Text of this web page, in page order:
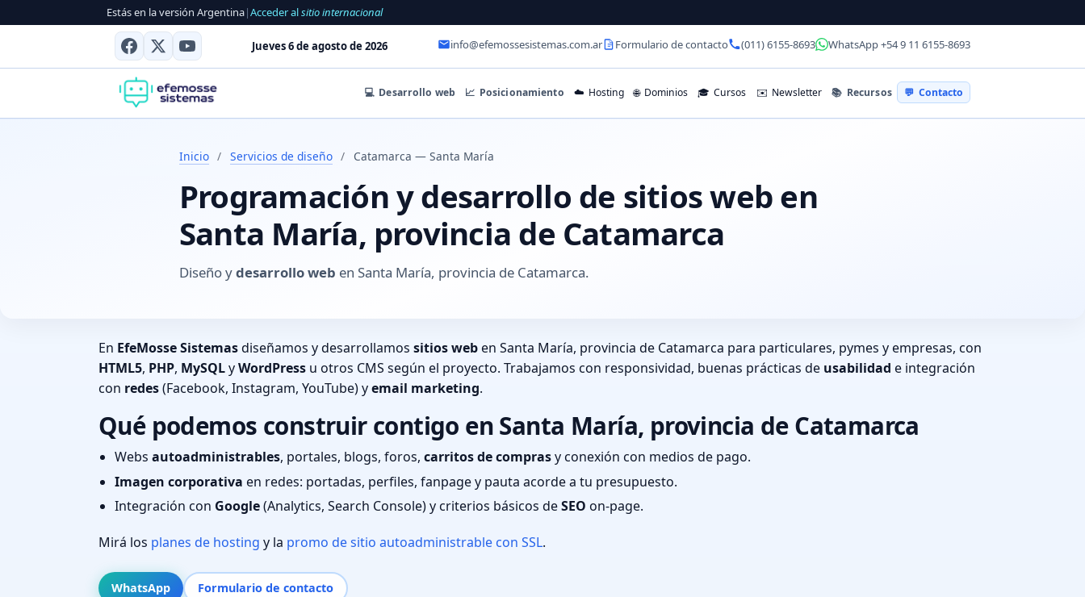
Estás en la versión Argentina|Acceder alsitio internacional
Jueves 6 de agosto de 2026 info@efemossesistemas.com.ar Formulario de contacto (011) 6155-8693 WhatsApp +54 9 11 6155-8693
💻 Desarrollo web 📈 Posicionamiento ☁️ Hosting 🌐 Dominios 🎓 Cursos ✉️ Newsletter 📚 Recursos 💬 Contacto
Inicio / Servicios de diseño / Catamarca — Santa María
Programación y desarrollo de sitios web en
Santa María, provincia de Catamarca
Diseño ydesarrollo web en Santa María, provincia de Catamarca.
En EfeMosse Sistemasdiseñamos y desarrollamos sitios weben Santa María, provincia de Catamarca para particulares, pymes y empresas, con
HTML5, PHP, MySQLyWordPress u otros CMS según el proyecto. Trabajamos con responsividad, buenas prácticas de usabilidad e integración
con redes(Facebook, Instagram, YouTube) yemail marketing.
Qué podemos construir contigo en Santa María, provincia de Catamarca
Webs autoadministrables, portales, blogs, foros, carritos de comprasy conexión con medios de pago.
Imagen corporativa en redes: portadas, perfiles, fanpage y pauta acorde a tu presupuesto.
Integración con Google(Analytics, Search Console) y criterios básicos deSEO on-page.
Mirá los planes de hosting y la promo de sitio autoadministrable con SSL.
WhatsApp Formulario de contacto